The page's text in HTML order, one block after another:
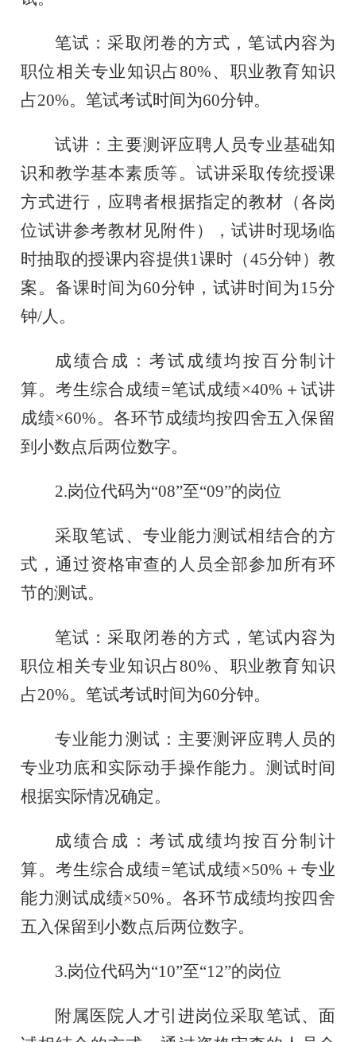
笔试：采取闭卷的方式，笔试内容为
职位相关专业知识占80%、职业教育知识
占20%。笔试考试时间为60分钟。
试讲：主要测评应聘人员专业基础知
识和教学基本素质等。试讲采取传统授课
方式进行，应聘者根据指定的教材 （各岗
位试讲参考教材见附件）
，试讲时现场临
时抽取的授课内容提供1课时（45分钟）教
案。备课时间为60分钟，试讲时间为15分
钟/人。
成绩合成：考试成绩均按百分制计
算。考生综合成绩=笔试成绩×40%＋试讲
成绩×60%。各环节成绩均按四舍五入保留
到小数点后两位数字。
2.岗位代码为“08”至“09”的岗位
采取笔试、专业能力测试相结合的方
式，通过资格审查的人员全部参加所有环
节的测试。
笔试：采取闭卷的方式，笔试内容为
职位相关专业知识占80%、职业教育知识
占20%。笔试考试时间为60分钟。
专业能力测试：主要测评应聘人员的
专业功底和实际动手操作能力。测试时间
根据实际情况确定。
成绩合成：考试成绩均按百分制计
算。考生综合成绩=笔试成绩×50%＋专业
能力测试成绩×50%。各环节成绩均按四舍
五入保留到小数点后两位数字。
3.岗位代码为“10”至“12”的岗位
附属医院人才引进岗位采取笔试、面